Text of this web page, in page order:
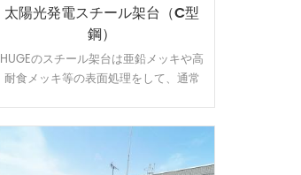
太陽光発電スチール架台（C型
鋼）
HUGEのスチール架台は亜鉛メッキや高
耐食メッキ等の表面処理をして、通常
し、基礎数を抑えたご提案が可能で
す。他の材質に比べ値段が安いです。